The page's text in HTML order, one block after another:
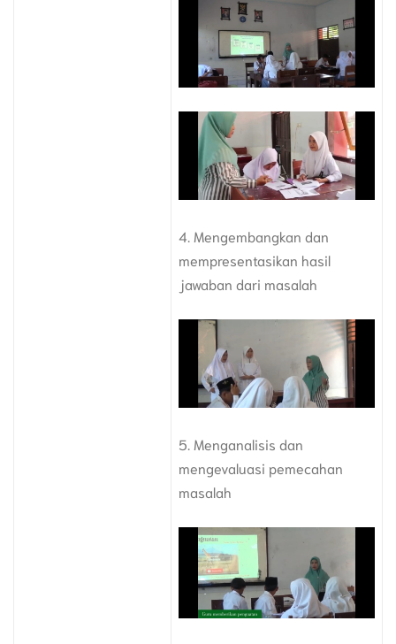
4. Mengembangkan dan
mempresentasikan hasil
jawaban dari masalah
5. Menganalisis dan
mengevaluasi pemecahan
masalah